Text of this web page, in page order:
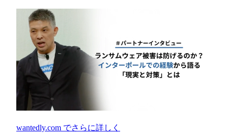
wantedly.com でさらに詳しく